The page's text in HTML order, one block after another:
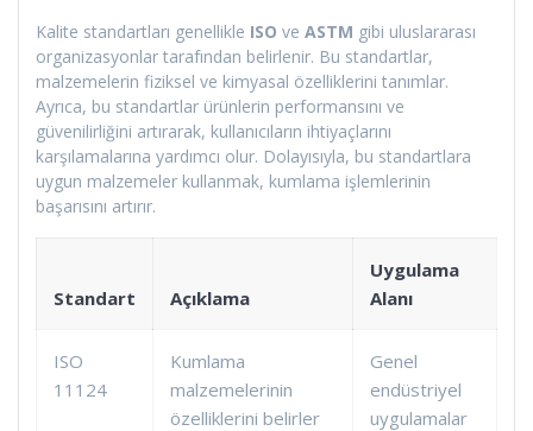
Kalite standartları genellikle ISO ve ASTM gibi uluslararası
organizasyonlar tarafından belirlenir. Bu standartlar,
malzemelerin fiziksel ve kimyasal özelliklerini tanımlar.
Ayrıca, bu standartlar ürünlerin performansını ve
güvenilirliğini artırarak, kullanıcıların ihtiyaçlarını
karşılamalarına yardımcı olur. Dolayısıyla, bu standartlara
uygun malzemeler kullanmak, kumlama işlemlerinin
başarısını artırır.
Standart Açıklama
Uygulama
Alanı
ISO
11124
Kumlama
malzemelerinin
özelliklerini belirler
Genel
endüstriyel
uygulamalar